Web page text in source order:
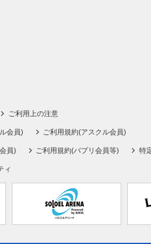
ご利用上の注意
会員) ご利用規約(アスクル会員)
員) ご利用規約(パプリ会員等) 特
ィ